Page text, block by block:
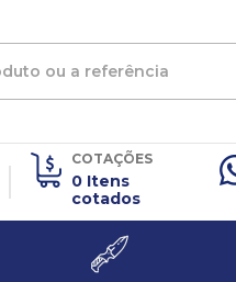
COTAÇÕES
0 Itens
cotados